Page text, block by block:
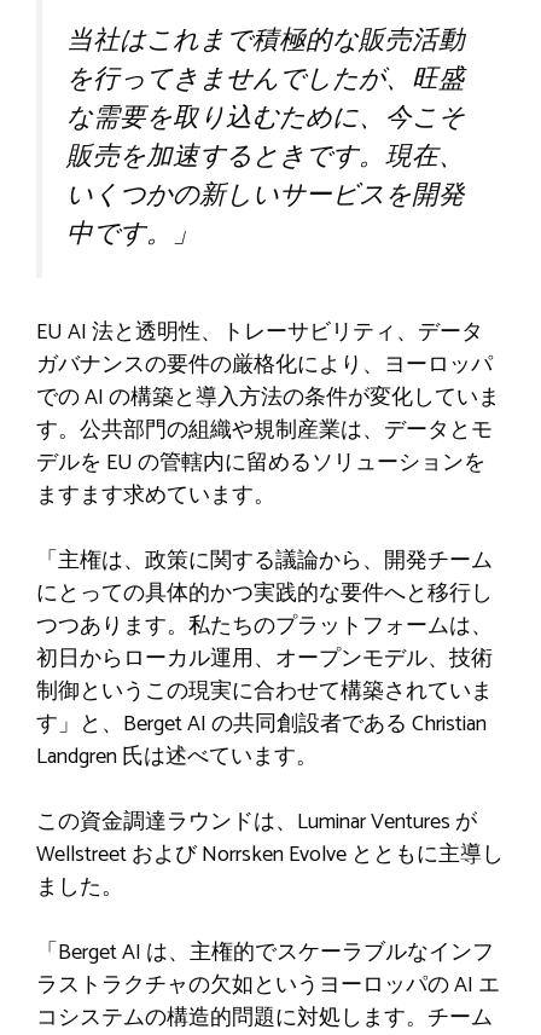
当社はこれまで積極的な販売活動
を行ってきませんでしたが、旺盛
な需要を取り込むために、今こそ
販売を加速するときです。現在、
いくつかの新しいサービスを開発
中です。」
EU AI 法と透明性、トレーサビリティ、データ
ガバナンスの要件の厳格化により、ヨーロッパ
での AI の構築と導入方法の条件が変化していま
す。公共部門の組織や規制産業は、データとモ
デルを EU の管轄内に留めるソリューションを
ますます求めています。
「主権は、政策に関する議論から、開発チーム
にとっての具体的かつ実践的な要件へと移行し
つつあります。私たちのプラットフォームは、
初日からローカル運用、オープンモデル、技術
制御というこの現実に合わせて構築されていま
す」と、Berget AI の共同創設者である Christian
Landgren 氏は述べています。
この資金調達ラウンドは、Luminar Ventures が
Wellstreet および Norrsken Evolve とともに主導し
ました。
「Berget AI は、主権的でスケーラブルなインフ
ラストラクチャの欠如というヨーロッパの AI エ
コシステムの構造的問題に対処します。チーム